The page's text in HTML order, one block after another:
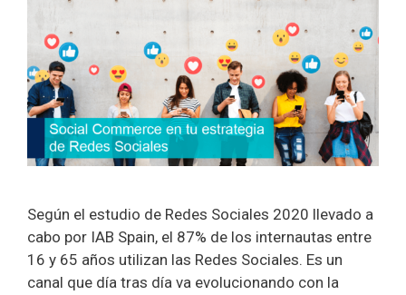
Según el estudio de Redes Sociales 2020 llevado a
cabo por IAB Spain, el 87% de los internautas entre
16 y 65 años utilizan las Redes Sociales. Es un
canal que día tras día va evolucionando con la